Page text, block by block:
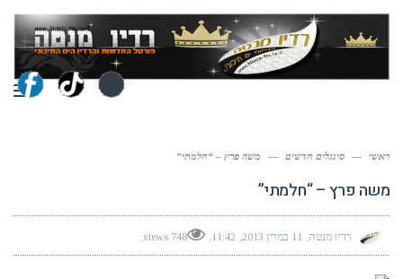
ראשי — סינגלים חדשים — משה פרץ – “חלמתי”
משה פרץ – “חלמתי”
רדיו מנטה 11 במרץ 2013 11:42
748 views